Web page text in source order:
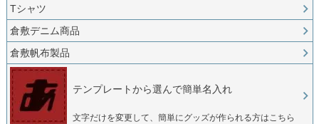
Tシャツ
倉敷デニム商品
倉敷帆布製品
テンプレートから選んで簡単名入れ
文字だけを変更して、簡単にグッズが作られる方はこちら